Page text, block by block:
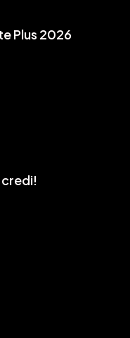
Plus 2026
credi!